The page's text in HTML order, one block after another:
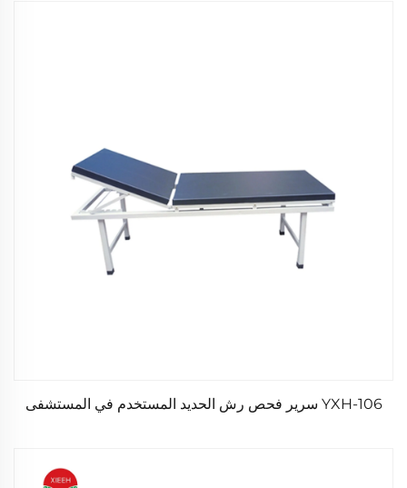
YXH-106 سرير فحص رش الحديد المستخدم في المستشفى